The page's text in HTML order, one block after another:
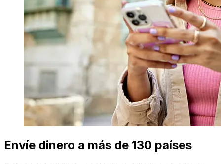
Envíe dinero a más de 130 países